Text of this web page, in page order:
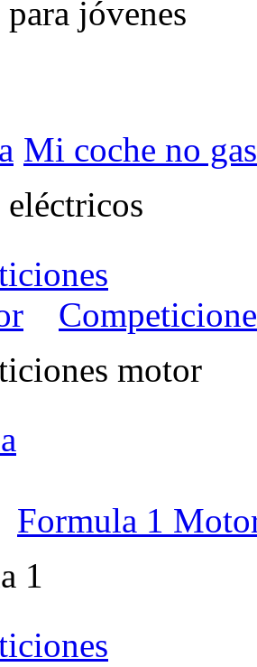
para jóvenes
Mi coche no
eléctricos
motor
Formula 1
1